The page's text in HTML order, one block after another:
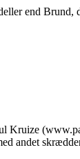
end
Kruize
andet